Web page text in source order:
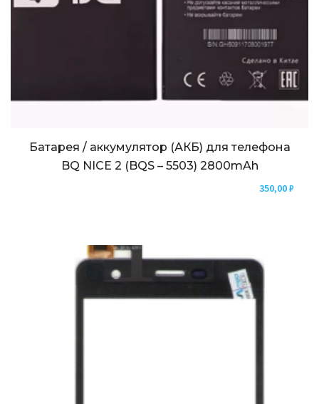
Батарея / аккумулятор (АКБ) для телефона
BQ NICE 2 (BQS – 5503) 2800mAh
350,00₽